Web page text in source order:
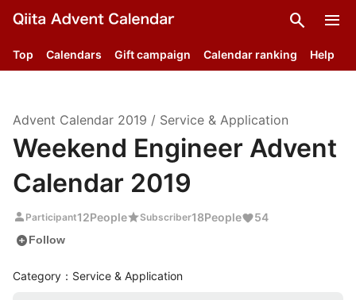
search menu
Top Calendars Gift campaign Calendar ranking Help
Advent Calendar 2019 / Service & Application
Weekend Engineer Advent
Calendar 2019
person Participant12PeoplestarSubscriber18People 54
add_circleFollow
Category：Service & Application